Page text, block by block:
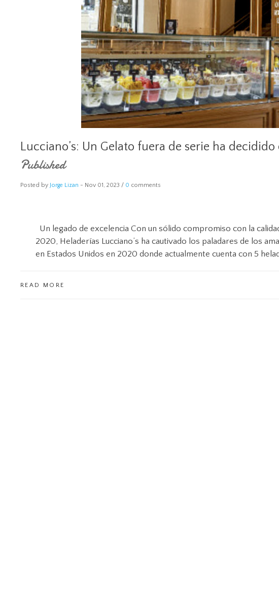
Lucciano’s: Un Gelato fuera de serie ha
Published
Posted by Jorge Lizan - Nov 01, 2023 / 0 comments
Un legado de excelencia Con un sólido compromiso con la
2020, Heladerías Lucciano’s ha cautivado los paladares de los
en Estados Unidos en 2020 donde actualmente cuenta con 5
READ MORE